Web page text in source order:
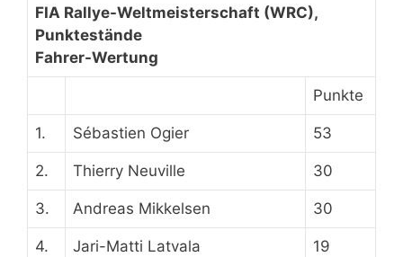
FIA Rallye-Weltmeisterschaft (WRC),
Punktestände
Fahrer-Wertung
Punkte
1. Sébastien Ogier 53
2. Thierry Neuville 30
3. Andreas Mikkelsen 30
4. Jari-Matti Latvala 19